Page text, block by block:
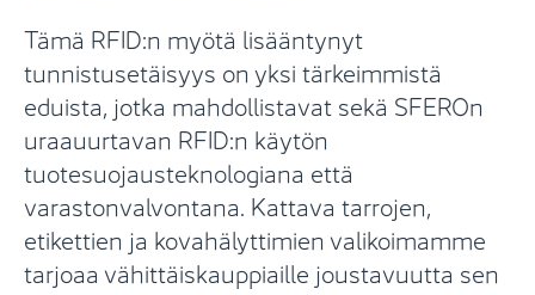
Tämä RFID:n myötä lisääntynyt
tunnistusetäisyys on yksi tärkeimmistä
eduista, jotka mahdollistavat sekä SFEROn
uraauurtavan RFID:n käytön
tuotesuojausteknologiana että
varastonvalvontana. Kattava tarrojen,
etikettien ja kovahälyttimien valikoimamme
tarjoaa vähittäiskauppiaille joustavuutta sen